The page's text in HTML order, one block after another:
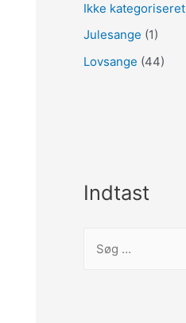
Ikke kategoriseret
Julesange (1)
Lovsange (44)
Indtast